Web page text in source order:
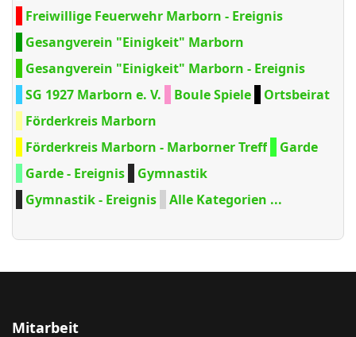
Freiwillige Feuerwehr Marborn - Ereignis
Gesangverein "Einigkeit" Marborn
Gesangverein "Einigkeit" Marborn - Ereignis
SG 1927 Marborn e. V.
Boule Spiele
Ortsbeirat
Förderkreis Marborn
Förderkreis Marborn - Marborner Treff
Garde
Garde - Ereignis
Gymnastik
Gymnastik - Ereignis
Alle Kategorien ...
Mitarbeit